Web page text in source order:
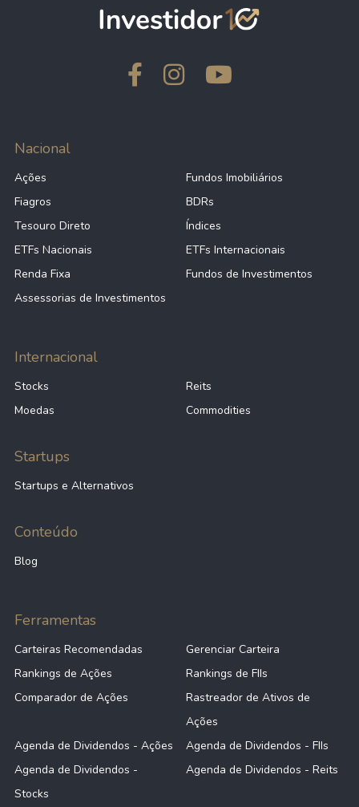
Nacional
Ações
Fundos Imobiliários
Fiagros
BDRs
Tesouro Direto
Índices
ETFs Nacionais
ETFs Internacionais
Renda Fixa
Fundos de Investimentos
Assessorias de Investimentos
Internacional
Stocks
Reits
Moedas
Commodities
Startups
Startups e Alternativos
Conteúdo
Blog
Ferramentas
Carteiras Recomendadas
Gerenciar Carteira
Rankings de Ações
Rankings de FIIs
Comparador de Ações
Rastreador de Ativos de
Ações
Agenda de Dividendos - Ações
Agenda de Dividendos - FIIs
Agenda de Dividendos -
Stocks
Agenda de Dividendos - Reits